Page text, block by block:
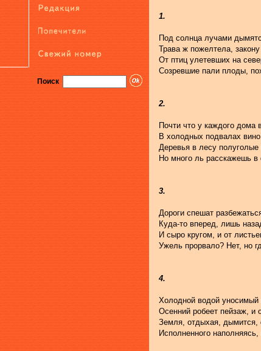
Поиск
1.
Под солнца лучами
Трава ж пожелтела,
От птиц улетевших на
Созревшие пали плоды,
2.
Почти что у каждого дома
В холодных подвалах
Деревья в лесу
Но много ль расскажешь в
3.
Дороги спешат
Куда-то вперед, лишь
И сыро кругом, и от
Ужель прорвало? Нет, но
4.
Холодной водой уносимый
Осенний робеет пейзаж, и
Земля, отдыхая, дымится,
Исполненного наполняясь,